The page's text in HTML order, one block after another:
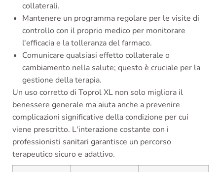
collaterali.
Mantenere un programma regolare per le visite di
controllo con il proprio medico per monitorare
l'efficacia e la tolleranza del farmaco.
Comunicare qualsiasi effetto collaterale o
cambiamento nella salute; questo è cruciale per la
gestione della terapia.
Un uso corretto di Toprol XL non solo migliora il
benessere generale ma aiuta anche a prevenire
complicazioni significative della condizione per cui
viene prescritto. L'interazione costante con i
professionisti sanitari garantisce un percorso
terapeutico sicuro e adattivo.